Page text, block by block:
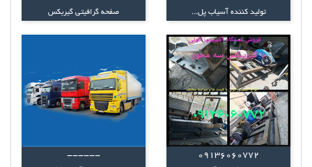
تولید کننده آسیاب پل... صفحه گرافیتی گیربکس
09136060772
------